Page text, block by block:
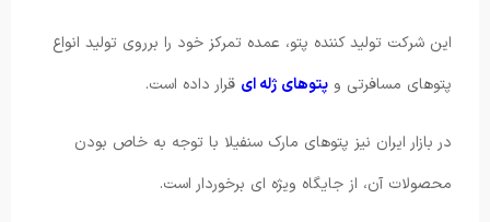
این شرکت تولید کننده پتو، عمده تمرکز خود را برروی تولید انواع
پتوهای مسافرتی و پتوهای ژله ای قرار داده است.
در بازار ایران نیز پتوهای مارک سنفیلا با توجه به خاص بودن
محصولات آن، از جایگاه ویژه ای برخوردار است.